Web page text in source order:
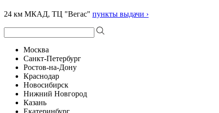
24 км МКАД, ТЦ "Вегас" пункты выдачи ›
Москва
Санкт-Петербург
Ростов-на-Дону
Краснодар
Новосибирск
Нижний Новгород
Казань
Екатеринбург